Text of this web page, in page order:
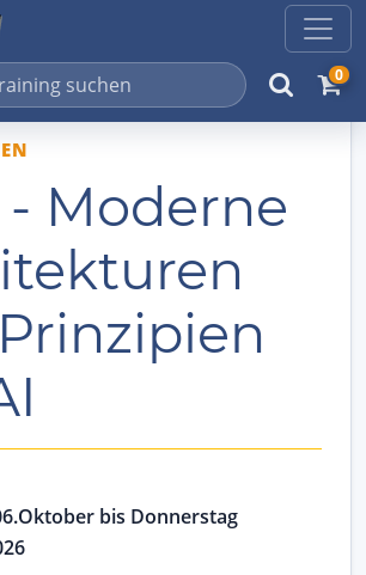
0
- Moderne
bis Donnerstag